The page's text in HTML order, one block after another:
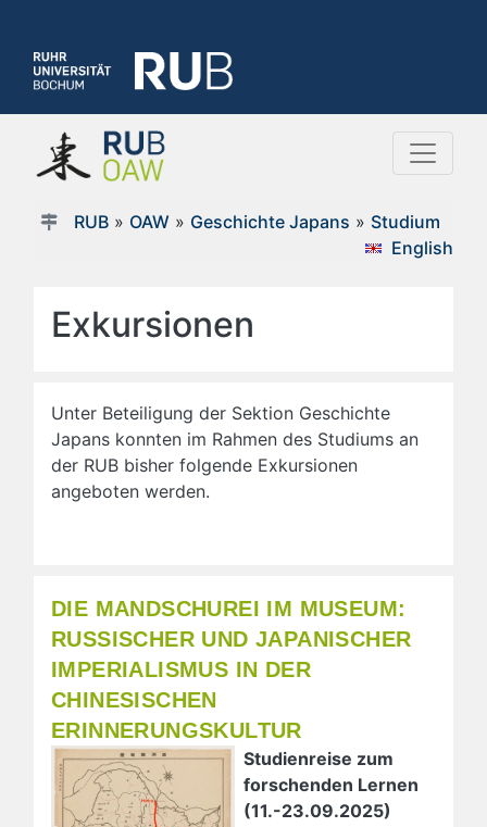
RUB» OAW» Geschichte Japans » Studium
English
Exkursionen
Unter Beteiligung der Sektion Geschichte
Japans konnten im Rahmen des Studiums an
der RUB bisher folgende Exkursionen
angeboten werden.
DIE MANDSCHUREI IM MUSEUM:
RUSSISCHER UND JAPANISCHER
IMPERIALISMUS IN DER
CHINESISCHEN
ERINNERUNGSKULTUR
Studienreise zum
forschenden Lernen
(11.-23.09.2025)